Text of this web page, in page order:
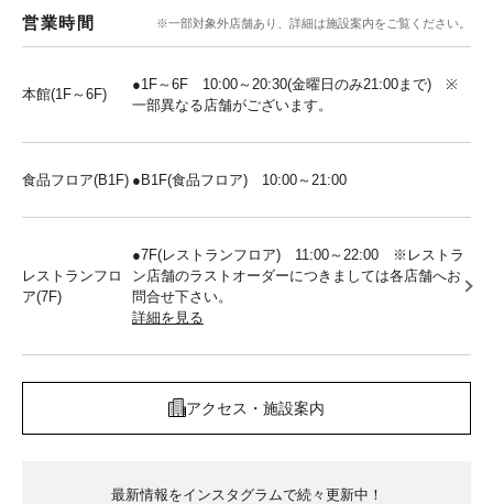
営業時間 ※一部対象外店舗あり、詳細は施設案内をご覧ください。
本館(1F～6F)
●1F～6F 10:00～20:30(金曜日のみ21:00まで) ※
一部異なる店舗がございます。
食品フロア(B1F) ●B1F(食品フロア) 10:00～21:00
レストランフロ
ア(7F)
●7F(レストランフロア) 11:00～22:00 ※レストラ
ン店舗のラストオーダーにつきましては各店舗へお
問合せ下さい。
詳細を見る
アクセス・施設案内
最新情報をインスタグラムで続々更新中！